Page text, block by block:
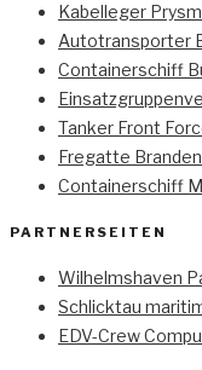
Kabelleger
Autotransporter
Containerschiff
Tanker Front
Fregatte
Containerschiff
PARTNERSEITEN
Wilhelmshaven
Schlicktau
EDV-Crew